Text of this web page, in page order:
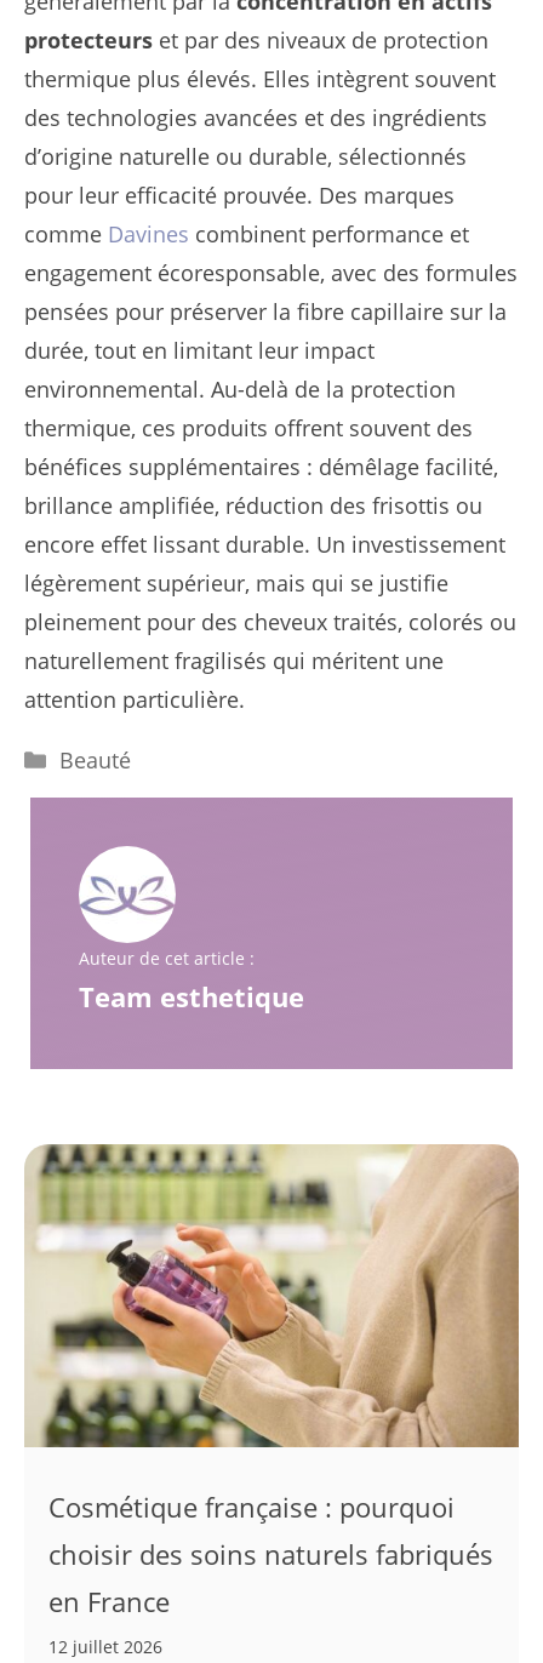
protecteurs et par des niveaux de protection
thermique plus élevés. Elles intègrent souvent
des technologies avancées et des ingrédients
d’origine naturelle ou durable, sélectionnés
pour leur efficacité prouvée. Des marques
comme Davines combinent performance et
engagement écoresponsable, avec des formules
pensées pour préserver la fibre capillaire sur la
durée, tout en limitant leur impact
environnemental. Au-delà de la protection
thermique, ces produits offrent souvent des
bénéfices supplémentaires : démêlage facilité,
brillance amplifiée, réduction des frisottis ou
encore effet lissant durable. Un investissement
légèrement supérieur, mais qui se justifie
pleinement pour des cheveux traités, colorés ou
naturellement fragilisés qui méritent une
attention particulière.
Catégories
Beauté
Auteur de cet article :
Team esthetique
Cosmétique française : pourquoi
choisir des soins naturels fabriqués
en France
12 juillet 2026